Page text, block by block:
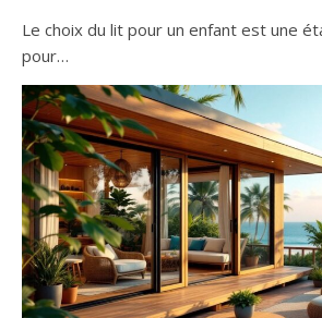
Le choix du lit pour un enfant est une
pour…